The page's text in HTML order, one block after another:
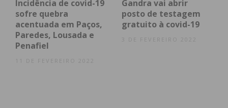
Subscreva a newsletter do
Incidência de covid-19
sofre quebra
acentuada em Paços,
Paredes, Lousada e
Penafiel
Gandra vai abrir
posto de testagem
gratuito à covid-19